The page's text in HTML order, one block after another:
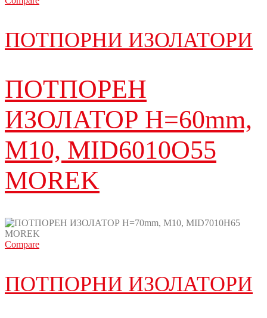
ПОТПОРНИ ИЗОЛАТОРИ
ПОТПОРЕН
ИЗОЛАТОР H=60mm,
M10, MID6010O55
MOREK
Compare
ПОТПОРНИ ИЗОЛАТОРИ